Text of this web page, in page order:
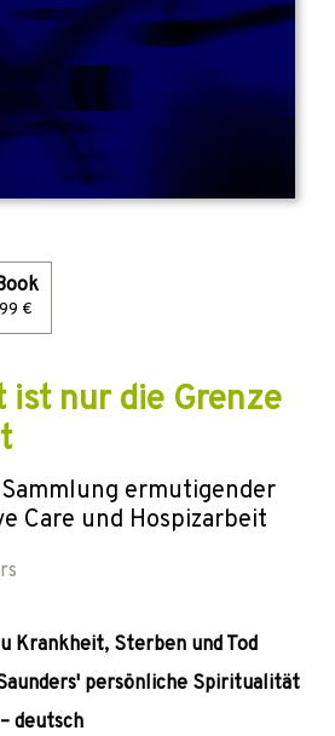
€
ist nur die Grenze
ermutigender
Care und Hospizarbeit
Krankheit, Sterben und Tod
persönliche Spiritualität
deutsch